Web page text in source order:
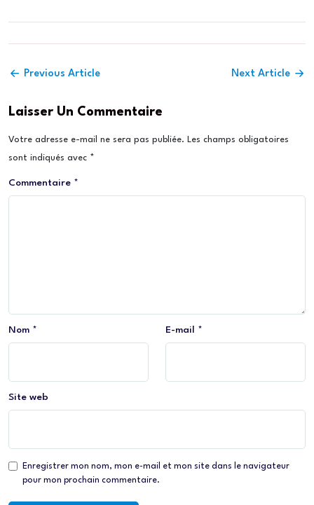
Previous Article Next Article
Laisser Un Commentaire
Votre adresse e-mail ne sera pas publiée. Les champs obligatoires
sont indiqués avec *
Commentaire *
Nom * E-mail *
Site web
Enregistrer mon nom, mon e-mail et mon site dans le navigateur
pour mon prochain commentaire.